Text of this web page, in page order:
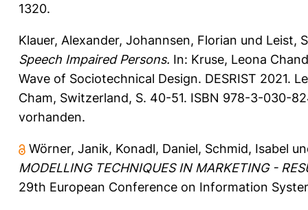
1320.
Klauer, Alexander, Johannsen, Florian und Leist,
Speech Impaired Persons. In: Kruse, Leona
Wave of Sociotechnical Design. DESRIST 2021.
Cham, Switzerland, S. 40-51. ISBN 978-3-
vorhanden.
Wörner, Janik, Konadl, Daniel, Schmid, Isabel
MODELLING TECHNIQUES IN MARKETING -
29th European Conference on Information